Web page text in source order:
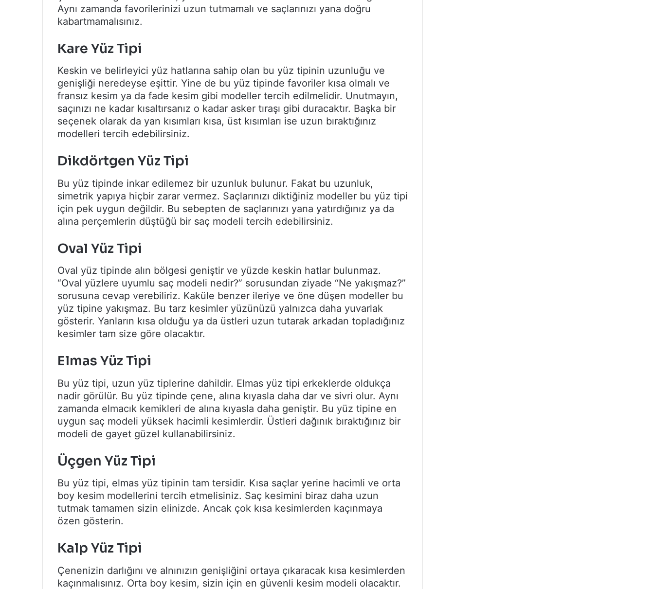
Aynı zamanda favorilerinizi uzun tutmamalı ve saçlarınızı yana doğru
kabartmamalısınız.
Kare Yüz Tipi
Keskin ve belirleyici yüz hatlarına sahip olan bu yüz tipinin uzunluğu ve
genişliği neredeyse eşittir. Yine de bu yüz tipinde favoriler kısa olmalı ve
fransız kesim ya da fade kesim gibi modeller tercih edilmelidir. Unutmayın,
saçınızı ne kadar kısaltırsanız o kadar asker tıraşı gibi duracaktır. Başka bir
seçenek olarak da yan kısımları kısa, üst kısımları ise uzun bıraktığınız
modelleri tercih edebilirsiniz.
Dikdörtgen Yüz Tipi
Bu yüz tipinde inkar edilemez bir uzunluk bulunur. Fakat bu uzunluk,
simetrik yapıya hiçbir zarar vermez. Saçlarınızı diktiğiniz modeller bu yüz tipi
için pek uygun değildir. Bu sebepten de saçlarınızı yana yatırdığınız ya da
alına perçemlerin düştüğü bir saç modeli tercih edebilirsiniz.
Oval Yüz Tipi
Oval yüz tipinde alın bölgesi geniştir ve yüzde keskin hatlar bulunmaz.
“Oval yüzlere uyumlu saç modeli nedir?” sorusundan ziyade “Ne yakışmaz?”
sorusuna cevap verebiliriz. Kaküle benzer ileriye ve öne düşen modeller bu
yüz tipine yakışmaz. Bu tarz kesimler yüzünüzü yalnızca daha yuvarlak
gösterir. Yanların kısa olduğu ya da üstleri uzun tutarak arkadan topladığınız
kesimler tam size göre olacaktır.
Elmas Yüz Tipi
Bu yüz tipi, uzun yüz tiplerine dahildir. Elmas yüz tipi erkeklerde oldukça
nadir görülür. Bu yüz tipinde çene, alına kıyasla daha dar ve sivri olur. Aynı
zamanda elmacık kemikleri de alına kıyasla daha geniştir. Bu yüz tipine en
uygun saç modeli yüksek hacimli kesimlerdir. Üstleri dağınık bıraktığınız bir
modeli de gayet güzel kullanabilirsiniz.
Üçgen Yüz Tipi
Bu yüz tipi, elmas yüz tipinin tam tersidir. Kısa saçlar yerine hacimli ve orta
boy kesim modellerini tercih etmelisiniz. Saç kesimini biraz daha uzun
tutmak tamamen sizin elinizde. Ancak çok kısa kesimlerden kaçınmaya
özen gösterin.
Kalp Yüz Tipi
Çenenizin darlığını ve alnınızın genişliğini ortaya çıkaracak kısa kesimlerden
kaçınmalısınız. Orta boy kesim, sizin için en güvenli kesim modeli olacaktır.